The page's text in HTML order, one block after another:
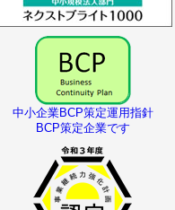
中小企業BCP策定運用指針
BCP策定企業です